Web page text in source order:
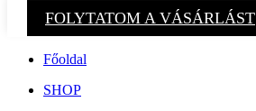
FOLYTATOM A VÁSÁRLÁST
Főoldal
SHOP